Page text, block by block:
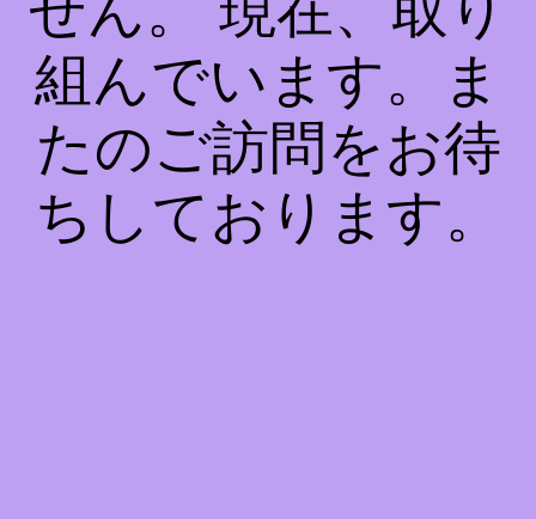
組んでいます。ま
たのご訪問をお待
ちしております。